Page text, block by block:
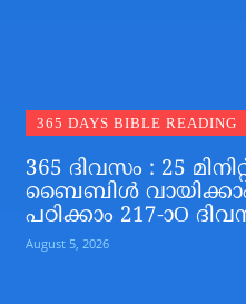
365 DAYS BIBLE READING
365 ദിവസം : 25
ബൈബിൾ വായിക്കാം,
പഠിക്കാം 217-ാO
August 5, 2026